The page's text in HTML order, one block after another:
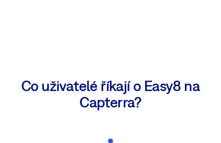
Co uživatelé říkají o Easy8 na
Capterra?